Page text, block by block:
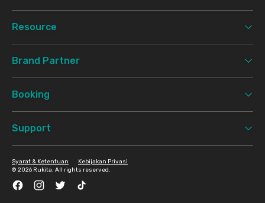
Resource
Brand Partner
Booking
Support
© 2026 Rukita. All rights reserved.
Syarat & Ketentuan Kebijakan Privasi
FacebookInstagramTwitter TikTok